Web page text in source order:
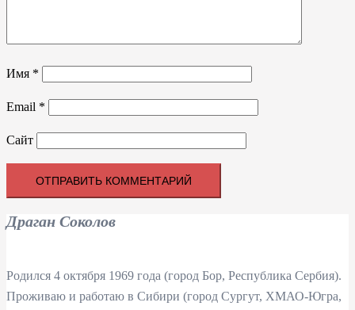
Имя *
Email *
Сайт
Драган Соколов
Родился 4 октября 1969 года (город Бор, Республика Сербия).
Проживаю и работаю в Сибири (город Сургут, ХМАО-Югра,